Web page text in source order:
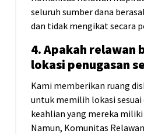
seluruh sumber dana
dan tidak mengikat secara
4. Apakah relawan
lokasi penugasan
Kami memberikan ruang
untuk memilih lokasi
keahlian yang mereka
Namun, Komunitas